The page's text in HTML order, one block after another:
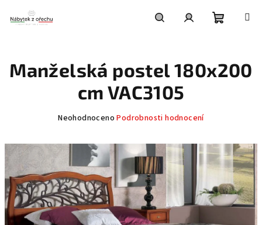
obsah
košík
Manželská postel 180x200
cm VAC3105
Průměrné
produktu
0,0
z
5
hvězdiček.
Neohodnoceno Podrobnosti hodnocení